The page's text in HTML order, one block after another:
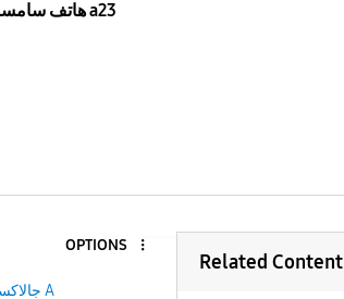
هاتف سامسونج a23
OPTIONS
جالاكسى A
Related Content